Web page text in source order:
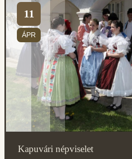
11
ÁPR
Kapuvári népviselet